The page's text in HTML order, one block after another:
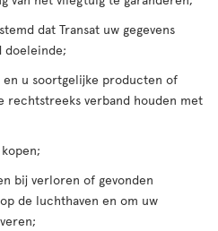
dat Transat uw gegevens
doeleinde;
en u soortgelijke producten of
rechtstreeks verband houden met
bij verloren of gevonden
de luchthaven en om uw